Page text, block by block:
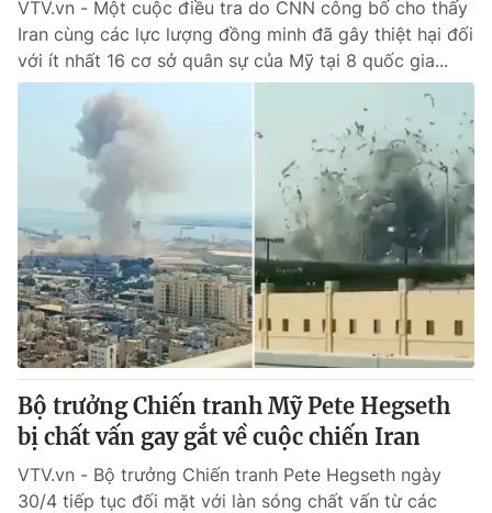
VTV.vn - Một cuộc điều tra do CNN công bố cho thấy
Iran cùng các lực lượng đồng minh đã gây thiệt hại đối
với ít nhất 16 cơ sở quân sự của Mỹ tại 8 quốc gia...
Bộ trưởng Chiến tranh Mỹ Pete Hegseth
bị chất vấn gay gắt về cuộc chiến Iran
VTV.vn - Bộ trưởng Chiến tranh Pete Hegseth ngày
30/4 tiếp tục đối mặt với làn sóng chất vấn từ các